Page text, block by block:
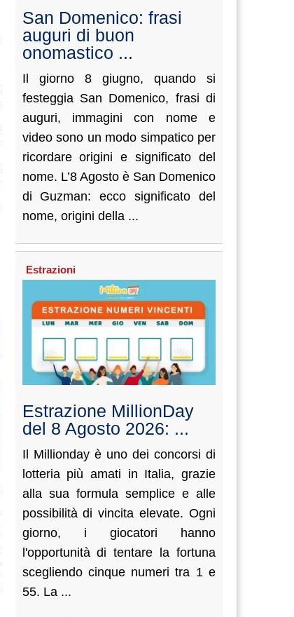
San Domenico: frasi
auguri di buon
onomastico ...
Il giorno 8 giugno, quando si
festeggia San Domenico, frasi di
auguri, immagini con nome e
video sono un modo simpatico per
ricordare origini e significato del
nome. L’8 Agosto è San Domenico
di Guzman: ecco significato del
nome, origini della ...
Estrazioni
Estrazione MillionDay
del 8 Agosto 2026: ...
Il Millionday è uno dei concorsi di
lotteria più amati in Italia, grazie
alla sua formula semplice e alle
possibilità di vincita elevate. Ogni
giorno, i giocatori hanno
l'opportunità di tentare la fortuna
scegliendo cinque numeri tra 1 e
55. La ...